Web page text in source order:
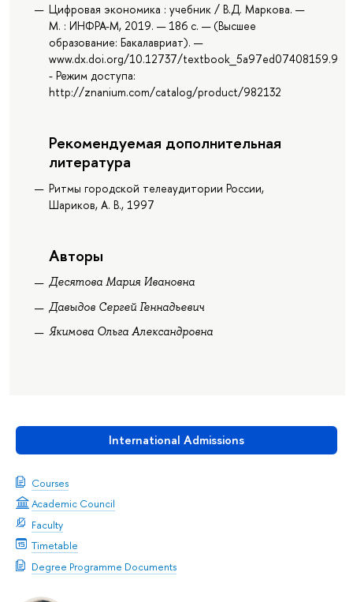
International Admissions
Courses
Academic Council
Faculty
Timetable
Degree Programme Documents
Цифровая экономика : учебник / В.Д. Маркова. —
М. : ИНФРА-М, 2019. — 186 с. — (Высшее
образование: Бакалавриат). —
www.dx.doi.org/10.12737/
- Режим доступа:
http://znanium.com/catalog/product/982132
Рекомендуемая дополнительная
литература
Ритмы городской телеаудитории России,
Шариков, А. В., 1997
Авторы
Десятова Мария Ивановна
Давыдов Сергей Геннадьевич
Якимова Ольга Александровна